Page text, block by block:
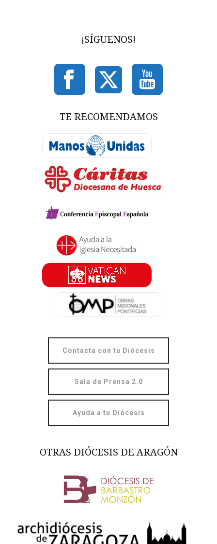
¡SÍGUENOS!
TE RECOMENDAMOS
Contacta con tu Diócesis
Sala de Prensa 2.0
Ayuda a tu Diócesis
OTRAS DIÓCESIS DE ARAGÓN